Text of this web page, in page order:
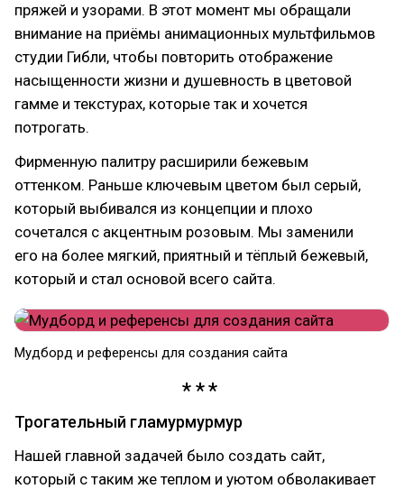
пряжей и узорами. В этот момент мы обращали
внимание на приёмы анимационных мультфильмов
студии Гибли, чтобы повторить отображение
насыщенности жизни и душевность в цветовой
гамме и текстурах, которые так и хочется
потрогать.
Фирменную палитру расширили бежевым
оттенком. Раньше ключевым цветом был серый,
который выбивался из концепции и плохо
сочетался с акцентным розовым. Мы заменили
его на более мягкий, приятный и тёплый бежевый,
который и стал основой всего сайта.
Мудборд и референсы для создания сайта
Трогательный гламурмурмур
Нашей главной задачей было создать сайт,
который с таким же теплом и уютом обволакивает